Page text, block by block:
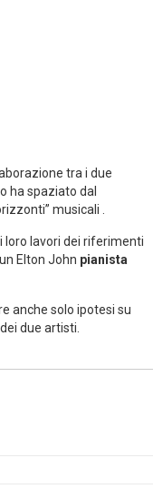
tra i due
ha spaziato dal
musicali .
loro lavori dei riferimenti
Elton John pianista
anche solo ipotesi su
due artisti.